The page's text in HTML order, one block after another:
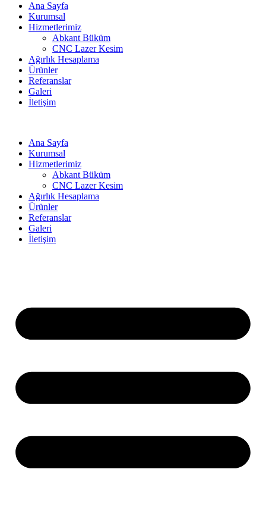
Ana Sayfa
Kurumsal
Hizmetlerimiz
Abkant Büküm
CNC Lazer Kesim
Ağırlık Hesaplama
Ürünler
Referanslar
Galeri
İletişim
Ana Sayfa
Kurumsal
Hizmetlerimiz
Abkant Büküm
CNC Lazer Kesim
Ağırlık Hesaplama
Ürünler
Referanslar
Galeri
İletişim